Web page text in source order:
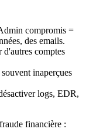
compromis =
des emails.
d'autres comptes
inaperçues
logs, EDR,
financière :